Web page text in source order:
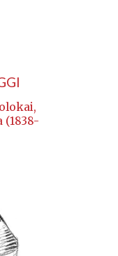
(1838-